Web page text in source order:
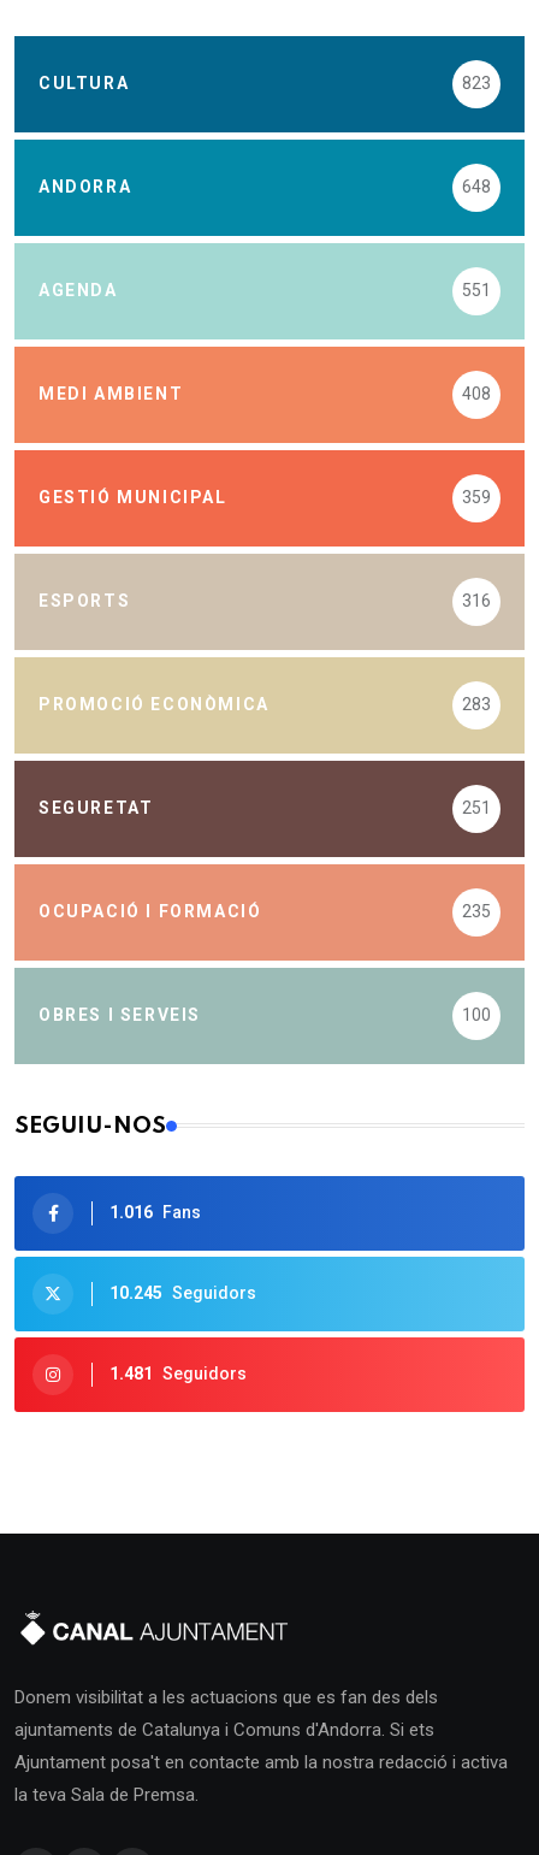
CULTURA 823
ANDORRA 648
AGENDA 551
MEDI AMBIENT 408
GESTIÓ MUNICIPAL 359
ESPORTS 316
PROMOCIÓ ECONÒMICA 283
SEGURETAT 251
OCUPACIÓ I FORMACIÓ 235
OBRES I SERVEIS 100
SEGUIU-NOS
1.016 Fans
10.245 Seguidors
1.481 Seguidors
Donem visibilitat a les actuacions que es fan des dels
ajuntaments de Catalunya i Comuns d'Andorra. Si ets
Ajuntament posa't en contacte amb la nostra redacció i activa
la teva Sala de Premsa.